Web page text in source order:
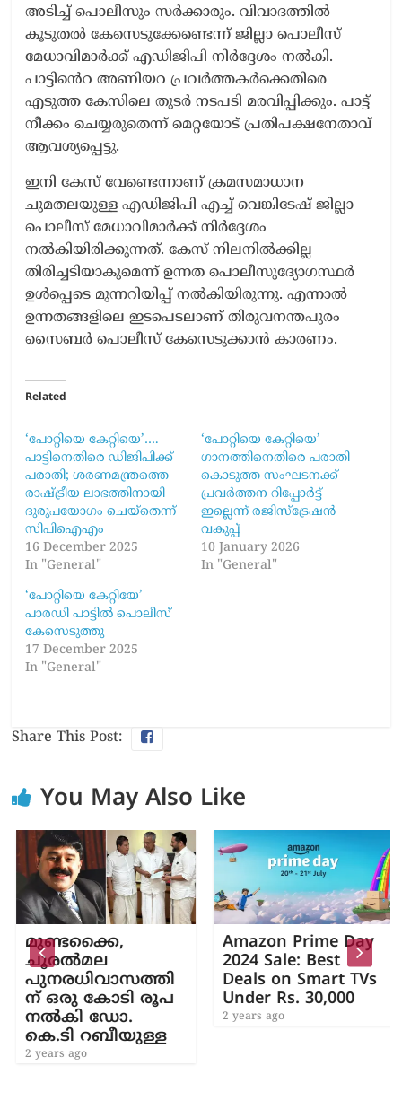
അടിച്ച് പൊലീസും സർക്കാരും. വിവാദത്തിൽ
കൂടുതൽ കേസെടുക്കേണ്ടെന്ന് ജില്ലാ പൊലീസ്
മേധാവിമാർക്ക് എഡിജിപി നിർദ്ദേശം നൽകി.
പാട്ടിൻെറ അണിയറ പ്രവർത്തകർക്കെതിരെ
എടുത്ത കേസിലെ തുടർ നടപടി മരവിപ്പിക്കും. പാട്ട്
നീക്കം ചെയ്യരുതെന്ന് മെറ്റയോട് പ്രതിപക്ഷനേതാവ്
ആവശ്യപ്പെട്ടു.
ഇനി കേസ് വേണ്ടെന്നാണ് ക്രമസമാധാന
ചുമതലയുള്ള എഡിജിപി എച്ച് വെങ്കിടേഷ് ജില്ലാ
പൊലീസ് മേധാവിമാർക്ക് നിർദ്ദേശം
നൽകിയിരിക്കുന്നത്. കേസ് നിലനിൽക്കില്ല
തിരിച്ചടിയാകുമെന്ന് ഉന്നത പൊലീസുദ്യോഗസ്ഥർ
ഉള്‍പ്പെടെ മുന്നറിയിപ്പ് നൽകിയിരുന്നു. എന്നാൽ
ഉന്നതങ്ങളിലെ ഇടപെടലാണ് തിരുവനന്തപുരം
സൈബർ പൊലീസ് കേസെടുക്കാൻ കാരണം.
Related
‘പോറ്റിയെ കേറ്റിയെ’….
പാട്ടിനെതിരെ ഡിജിപിക്ക്
പരാതി; ശരണമന്ത്രത്തെ
രാഷ്ട്രീയ ലാഭത്തിനായി
ദുരുപയോഗം ചെയ്‌തെന്ന്
സിപിഐഎം
16 December 2025
In "General"
‘പോറ്റിയെ കേറ്റിയെ’
ഗാനത്തിനെതിരെ പരാതി
കൊടുത്ത സംഘടനക്ക്
പ്രവർത്തന റിപ്പോർട്ട്
ഇല്ലെന്ന് രജിസ്ട്രേഷൻ
വകുപ്പ്
10 January 2026
In "General"
‘പോറ്റിയെ കേറ്റിയേ’
പാരഡി പാട്ടിൽ പൊലീസ്
കേസെടുത്തു
17 December 2025
In "General"
Share This Post:
You May Also Like
മുണ്ടക്കൈ,
ചൂരല്‍മല
പുനരധിവാസത്തി
ന് ഒരു കോടി രൂപ
നൽകി ഡോ.
കെ.ടി റബീയുള്ള
2 years ago
Amazon Prime Day
2024 Sale: Best
Deals on Smart TVs
Under Rs. 30,000
2 years ago